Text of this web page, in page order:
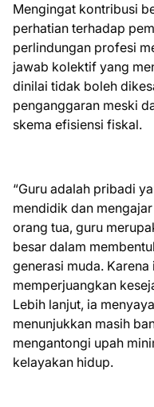
Mengingat kontribusi
perhatian terhadap
perlindungan profesi
jawab kolektif yang
dinilai tidak boleh
penganggaran meski
skema efisiensi fiskal.
“Guru adalah pribadi
mendidik dan
orang tua, guru
besar dalam
generasi muda.
memperjuangkan
Lebih lanjut, ia
menunjukkan masih
mengantongi upah
kelayakan hidup.